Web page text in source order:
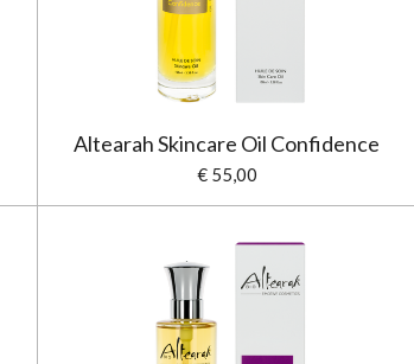
Altearah Skincare Oil Confidence
€ 55,00